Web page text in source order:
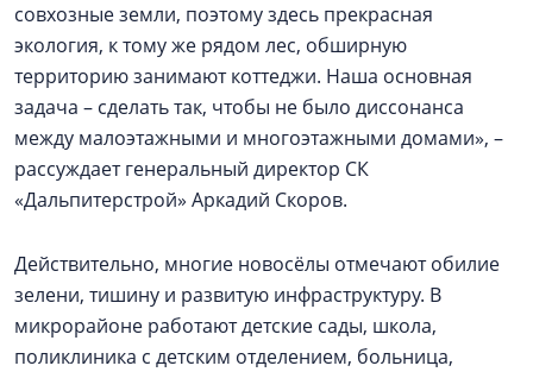
совхозные земли, поэтому здесь прекрасная
экология, к тому же рядом лес, обширную
территорию занимают коттеджи. Наша основная
задача – сделать так, чтобы не было диссонанса
между малоэтажными и многоэтажными домами», –
рассуждает генеральный директор СК
«Дальпитерстрой» Аркадий Скоров.
Действительно, многие новосёлы отмечают обилие
зелени, тишину и развитую инфраструктуру. В
микрорайоне работают детские сады, школа,
поликлиника с детским отделением, больница,